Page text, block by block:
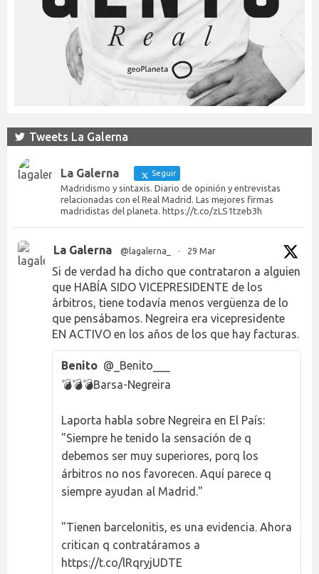
Tweets La Galerna
La Galerna Seguir
Madridismo y sintaxis. Diario de opinión y entrevistas
relacionadas con el Real Madrid. Las mejores firmas
madridistas del planeta. https://t.co/zLS1tzeb3h
La Galerna @lagalerna_ · 29 Mar
Si de verdad ha dicho que contrataron a alguien
que HABÍA SIDO VICEPRESIDENTE de los
árbitros, tiene todavía menos vergüenza de lo
que pensábamos. Negreira era vicepresidente
EN ACTIVO en los años de los que hay facturas.
Benito @_Benito___
💣💣💣Barsa-Negreira
Laporta habla sobre Negreira en El País:
"Siempre he tenido la sensación de q
debemos ser muy superiores, porq los
árbitros no nos favorecen. Aquí parece q
siempre ayudan al Madrid."
"Tienen barcelonitis, es una evidencia. Ahora
critican q contratáramos a
https://t.co/lRqryjUDTE